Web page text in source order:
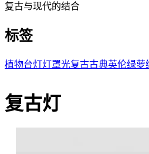
复古与现代的结合
标签
植物台灯灯罩光复古古典英伦绿萝
复古灯